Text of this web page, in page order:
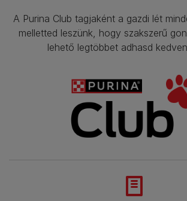
A Purina Club tagjaként a gazdi lét
melletted leszünk, hogy szakszerű
lehető legtöbbet adhasd